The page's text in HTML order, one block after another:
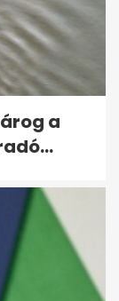
amit
a